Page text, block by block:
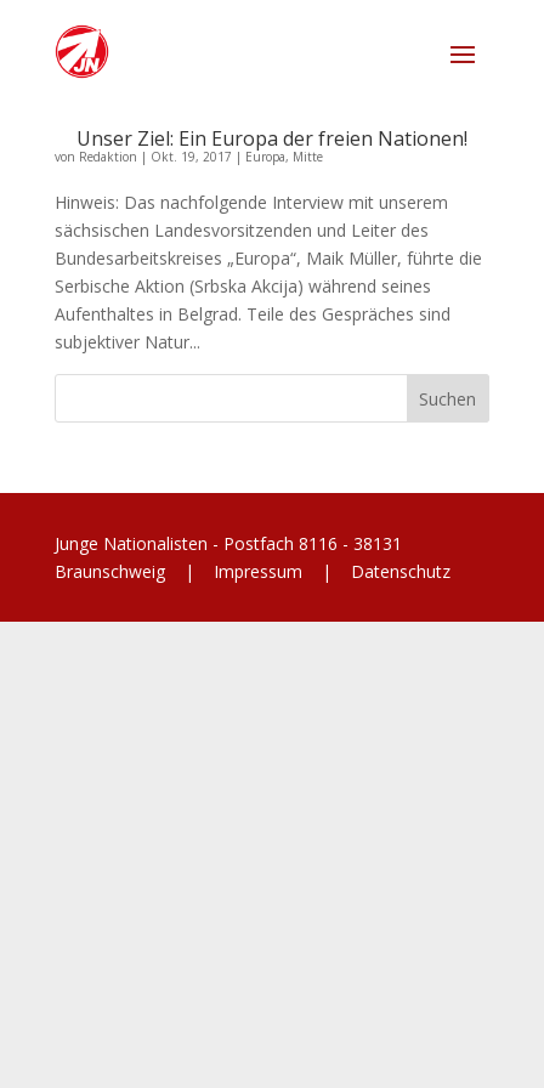
Unser Ziel: Ein Europa der freien Nationen!
von Redaktion | Okt. 19, 2017 | Europa, Mitte
Hinweis: Das nachfolgende Interview mit unserem
sächsischen Landesvorsitzenden und Leiter des
Bundesarbeitskreises „Europa“, Maik Müller, führte die
Serbische Aktion (Srbska Akcija) während seines
Aufenthaltes in Belgrad. Teile des Gespräches sind
subjektiver Natur...
Junge Nationalisten - Postfach 8116 - 38131
Braunschweig | Impressum | Datenschutz